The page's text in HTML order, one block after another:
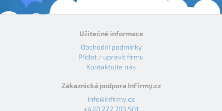
Užitečné informace
Obchodní podmínky
Přidat / upravit firmu
Kontaktujte nás
Zákaznická podpora InFirmy.cz
info@infirmy.cz
+420 222 703 501